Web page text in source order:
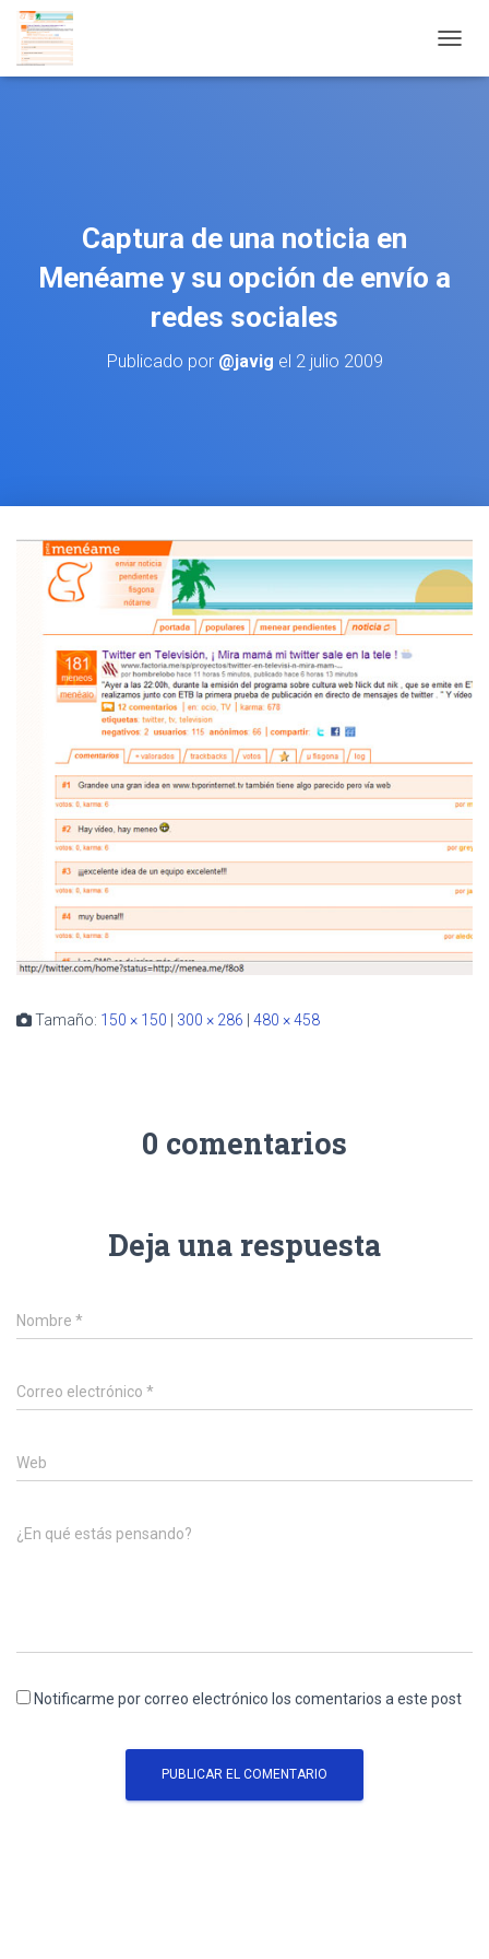
Captura de una noticia en
Menéame y su opción de envío a
redes sociales
Publicado por @javig el 2 julio 2009
Tamaño: 150 × 150 300 × 286 480 × 458
0 comentarios
Deja una respuesta
Nombre *
Correo electrónico *
Web
¿En qué estás pensando?
Notificarme por correo electrónico los comentarios a este post